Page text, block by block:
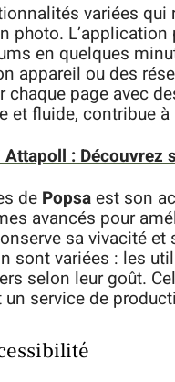
variées qui
photo.
en quelques
appareil ou des
chaque page avec
et fluide, contribue
: Découvrez
de Popsaest son
avancés pour
sa vivacité
sont variées : les
selon leur goût.
service de